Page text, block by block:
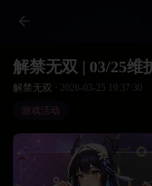
解禁无双 | 03/25
解禁无双 · 2026-03-25 19:37:30
游戏活动